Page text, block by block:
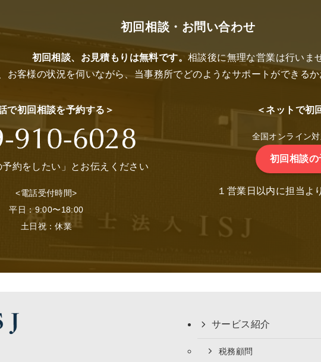
初回相談・お問い合わせ
初回相談、お見積もりは無料です。 相談後に無理な営業は行いま
お客様の状況を伺いながら、当事務所でどのようなサポートができるか
で初回相談を予約する＞
予約をしたい」とお伝えください
<電話受付時間>
平日：9:00〜18:00
土日祝：休業
＜ネットで初
全国オンライン
初回相談の
１営業日以内に担当よ
サービス紹介
税務顧問